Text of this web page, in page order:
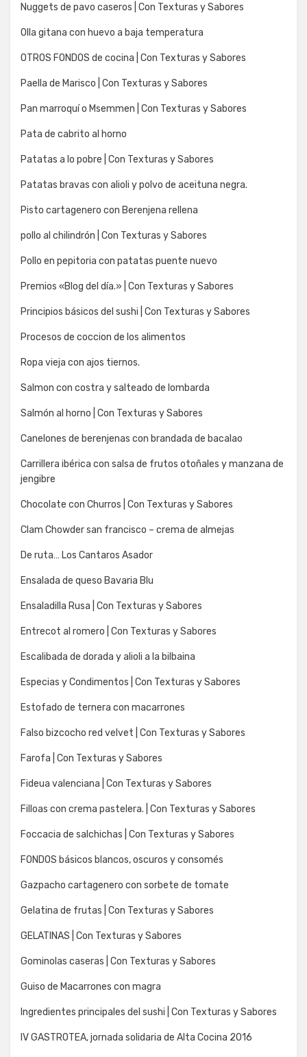
Nuggets de pavo caseros | Con Texturas y Sabores
Olla gitana con huevo a baja temperatura
OTROS FONDOS de cocina | Con Texturas y Sabores
Paella de Marisco | Con Texturas y Sabores
Pan marroquí o Msemmen | Con Texturas y Sabores
Pata de cabrito al horno
Patatas a lo pobre | Con Texturas y Sabores
Patatas bravas con alioli y polvo de aceituna negra.
Pisto cartagenero con Berenjena rellena
pollo al chilindrón | Con Texturas y Sabores
Pollo en pepitoria con patatas puente nuevo
Premios «Blog del día.» | Con Texturas y Sabores
Principios básicos del sushi | Con Texturas y Sabores
Procesos de coccion de los alimentos
Ropa vieja con ajos tiernos.
Salmon con costra y salteado de lombarda
Salmón al horno | Con Texturas y Sabores
Canelones de berenjenas con brandada de bacalao
Carrillera ibérica con salsa de frutos otoñales y manzana de
jengibre
Chocolate con Churros | Con Texturas y Sabores
Clam Chowder san francisco – crema de almejas
De ruta… Los Cantaros Asador
Ensalada de queso Bavaria Blu
Ensaladilla Rusa | Con Texturas y Sabores
Entrecot al romero | Con Texturas y Sabores
Escalibada de dorada y alioli a la bilbaina
Especias y Condimentos | Con Texturas y Sabores
Estofado de ternera con macarrones
Falso bizcocho red velvet | Con Texturas y Sabores
Farofa | Con Texturas y Sabores
Fideua valenciana | Con Texturas y Sabores
Filloas con crema pastelera. | Con Texturas y Sabores
Foccacia de salchichas | Con Texturas y Sabores
FONDOS básicos blancos, oscuros y consomés
Gazpacho cartagenero con sorbete de tomate
Gelatina de frutas | Con Texturas y Sabores
GELATINAS | Con Texturas y Sabores
Gominolas caseras | Con Texturas y Sabores
Guiso de Macarrones con magra
Ingredientes principales del sushi | Con Texturas y Sabores
IV GASTROTEA, jornada solidaria de Alta Cocina 2016